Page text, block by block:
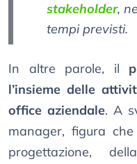
stakeholder,
tempi previsti.
In altre parole, il
l’insieme delle
office aziendale. A
manager, figura
progettazione,